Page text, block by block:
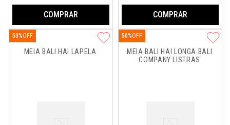
COMPRAR COMPRAR
MEIA BALI HAI LAPELA
50%
MEIA BALI HAI LONGA BALI
COMPANY LISTRAS
50%